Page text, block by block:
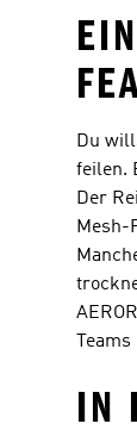
Du
feilen.
Der
Mesh-
IN